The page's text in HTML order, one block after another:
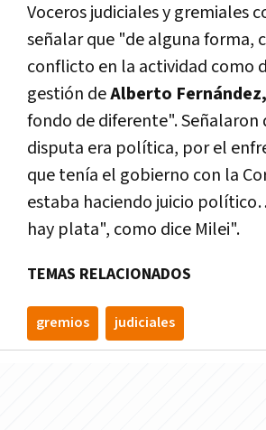
Voceros judiciales y gremiales
señalar que "de alguna forma,
conflicto en la actividad como
gestión deAlberto Fernández,
fondo de diferente". Señalaron
disputa era política, por el
que tenía el gobierno con la
estaba haciendo juicio
hay plata", como dice Milei".
TEMAS RELACIONADOS
gremios judiciales